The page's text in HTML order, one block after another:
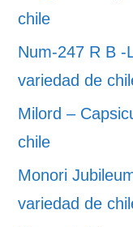
chile
Num-247 R B -
variedad de
Milord –
chile
Monori
variedad de